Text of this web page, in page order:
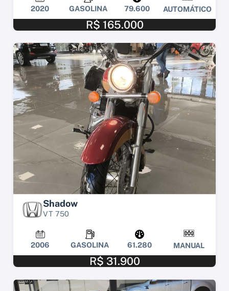
2020 GASOLINA 79.600 AUTOMÁTICO
R$ 165.000
Shadow
VT 750
2006 GASOLINA 61.280 MANUAL
R$ 31.900